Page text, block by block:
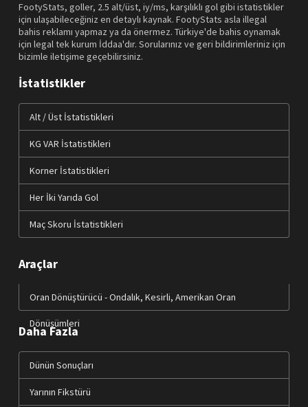
FootyStats, goller, 2.5 alt/üst, iy/ms, karşılıklı gol gibi istatistikler
için ulaşabileceğiniz en detaylı kaynak. FootyStats asla illegal
bahis reklamı yapmaz ya da önermez. Türkiye'de bahis oynamak
için legal tek kurum İddaa'dır. Sorularınız ve geri bildirimleriniz için
bizimle iletişime geçebilirsiniz.
İstatistikler
Alt / Üst İstatistikleri
KG VAR İstatistikleri
Korner İstatistikleri
Her İki Yarıda Gol
Maç Skoru İstatistikleri
Araçlar
Oran Dönüştürücü - Ondalık, Kesirli, Amerikan Oran
Dönüşümleri
Daha Fazla
Dünün Sonuçları
Yarının Fikstürü